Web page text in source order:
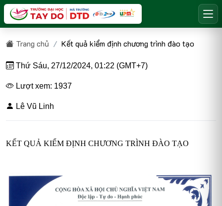
Trang chủ Kết quả kiểm định chương trình đào tạo
Thứ Sáu, 27/12/2024, 01:22 (GMT+7)
Lượt xem: 1937
Lê Vũ Linh
KẾT QUẢ KIỂM ĐỊNH CHƯƠNG TRÌNH ĐÀO TẠO